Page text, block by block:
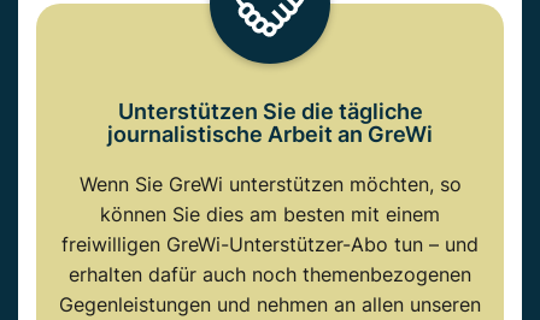
Unterstützen Sie die tägliche
journalistische Arbeit an GreWi
Wenn Sie GreWi unterstützen möchten, so
können Sie dies am besten mit einem
freiwilligen GreWi-Unterstützer-Abo tun – und
erhalten dafür auch noch themenbezogenen
Gegenleistungen und nehmen an allen unseren